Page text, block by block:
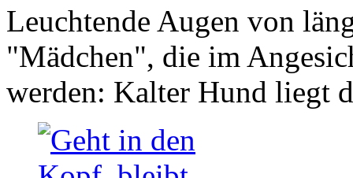
Leuchtende Augen von
"Mädchen", die im
werden: Kalter Hund liegt